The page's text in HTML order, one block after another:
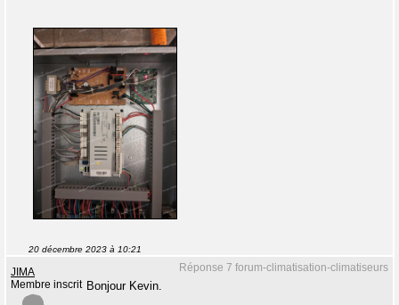
20 décembre 2023 à 10:21
Réponse 7 forum-climatisation-climatiseurs
JIMA
Membre inscrit Bonjour Kevin.